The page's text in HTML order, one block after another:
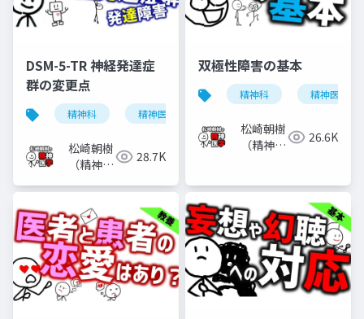
DSM-5-TR 神経発達症
群の変更点
精神科 精神医学
松崎朝樹
（精神科
28.7K
双極性障害の基本
精神科 精神医学
松崎朝樹
（精神科
26.6K